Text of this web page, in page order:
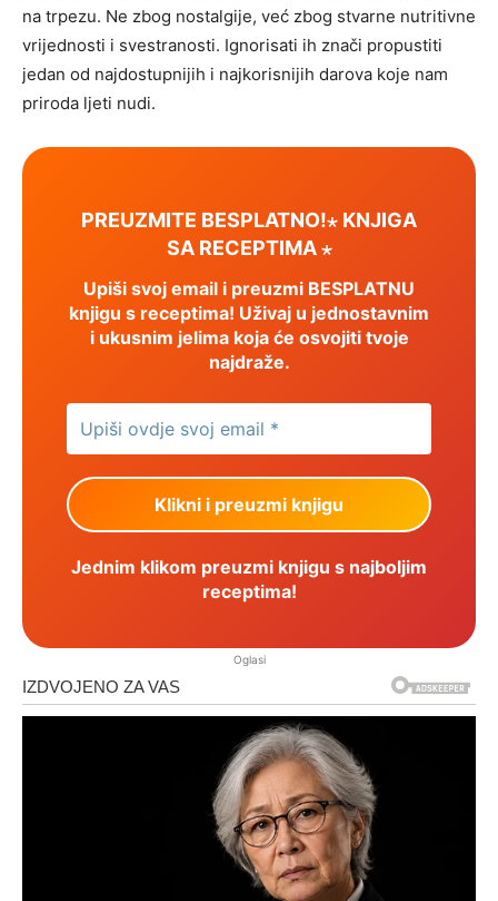
na trpezu. Ne zbog nostalgije, već zbog stvarne nutritivne
vrijednosti i svestranosti. Ignorisati ih znači propustiti
jedan od najdostupnijih i najkorisnijih darova koje nam
priroda ljeti nudi.
PREUZMITE BESPLATNO!⋆ KNJIGA
SA RECEPTIMA ⋆
Upiši svoj email i preuzmi BESPLATNU
knjigu s receptima! Uživaj u jednostavnim
i ukusnim jelima koja će osvojiti tvoje
najdraže.
Jednim klikom preuzmi knjigu s najboljim
receptima!
Oglasi